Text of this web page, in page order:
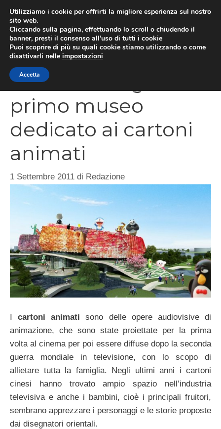
contenuto
La Cina inaugura il
primo museo
dedicato ai cartoni
animati
1 Settembre 2011 di Redazione
Icartoni animati sono delle opere audiovisive di
animazione, che sono state proiettate per la prima
volta al cinema per poi essere diffuse dopo la seconda
guerra mondiale in televisione, con lo scopo di
allietare tutta la famiglia. Negli ultimi anni i cartoni
cinesi hanno trovato ampio spazio nell’industria
televisiva e anche i bambini, cioè i principali fruitori,
sembrano apprezzare i personaggi e le storie proposte
dai disegnatori orientali.
Utilizziamo i cookie per offrirti la migliore esperienza sul nostro
sito web.
Cliccando sulla pagina, effettuando lo scroll o chiudendo il
banner, presti il consenso all’uso di tutti i cookie
Puoi scoprire di più su quali cookie stiamo utilizzando o come
disattivarli nelle impostazioni
Accetta